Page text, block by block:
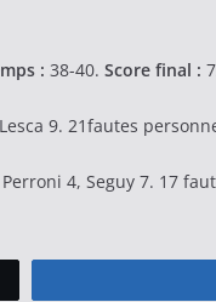
: 38-40. Score final :
9. 21fautes
4, Seguy 7. 17